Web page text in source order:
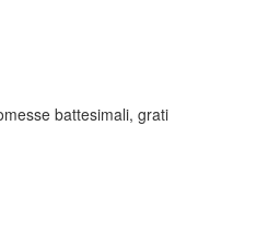
battesimali, grati